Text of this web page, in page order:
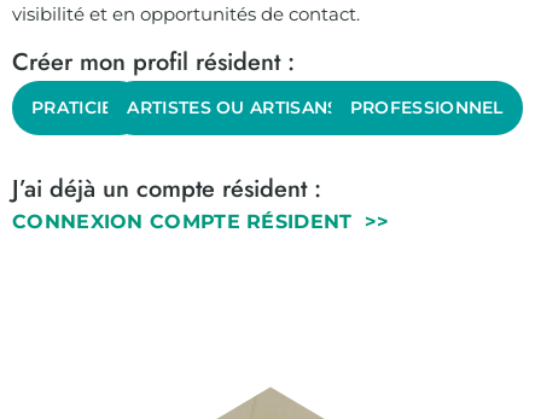
visibilité et en opportunités de contact.
Créer mon profil résident :
PRATICIEN ARTISTES OU ARTISANS D ARTPROFESSIONNEL
J’ai déjà un compte résident :
CONNEXION COMPTE RÉSIDENT >>